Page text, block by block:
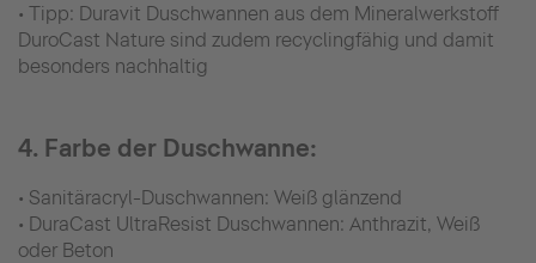
• Tipp: Duravit Duschwannen aus dem Mineralwerkstoff
DuroCast Nature sind zudem recyclingfähig und damit
besonders nachhaltig
4. Farbe der Duschwanne:
• Sanitäracryl-Duschwannen: Weiß glänzend
• DuraCast UltraResist Duschwannen: Anthrazit, Weiß
oder Beton